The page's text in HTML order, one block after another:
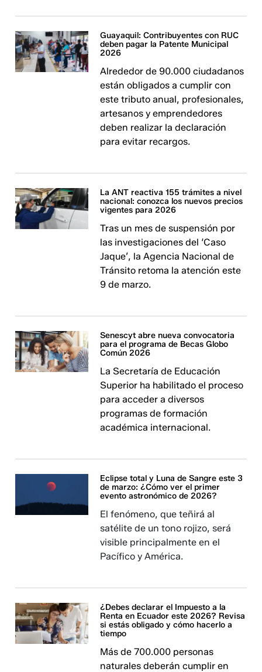
Guayaquil: Contribuyentes con RUC
deben pagar la Patente Municipal
2026
Alrededor de 90.000 ciudadanos
están obligados a cumplir con
este tributo anual, profesionales,
artesanos y emprendedores
deben realizar la declaración
para evitar recargos.
La ANT reactiva 155 trámites a nivel
nacional: conozca los nuevos precios
vigentes para 2026
Tras un mes de suspensión por
las investigaciones del ‘Caso
Jaque’, la Agencia Nacional de
Tránsito retoma la atención este
9 de marzo.
Senescyt abre nueva convocatoria
para el programa de Becas Globo
Común 2026
La Secretaría de Educación
Superior ha habilitado el proceso
para acceder a diversos
programas de formación
académica internacional.
Eclipse total y Luna de Sangre este 3
de marzo: ¿Cómo ver el primer
evento astronómico de 2026?
El fenómeno, que teñirá al
satélite de un tono rojizo, será
visible principalmente en el
Pacífico y América.
¿Debes declarar el Impuesto a la
Renta en Ecuador este 2026? Revisa
si estás obligado y cómo hacerlo a
tiempo
Más de 700.000 personas
naturales deberán cumplir en